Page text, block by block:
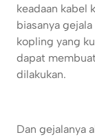
keadaan kabel
biasanya
kopling yang
dapat
dilakukan.
Dan gejalanya